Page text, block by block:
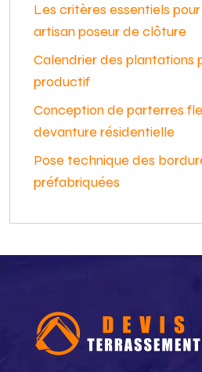
Les critères essentiels
artisan poseur de clôture
Calendrier des plantations
productif
Conception de parterres
devanture résidentielle
Pose technique des
préfabriquées